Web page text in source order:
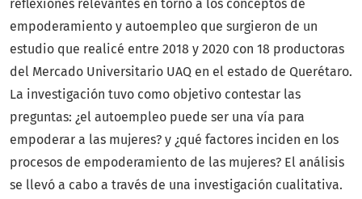
reflexiones relevantes en torno a los conceptos de
empoderamiento y autoempleo que surgieron de un
estudio que realicé entre 2018 y 2020 con 18 productoras
del Mercado Universitario UAQ en el estado de Querétaro.
La investigación tuvo como objetivo contestar las
preguntas: ¿el autoempleo puede ser una vía para
empoderar a las mujeres? y ¿qué factores inciden en los
procesos de empoderamiento de las mujeres? El análisis
se llevó a cabo a través de una investigación cualitativa.